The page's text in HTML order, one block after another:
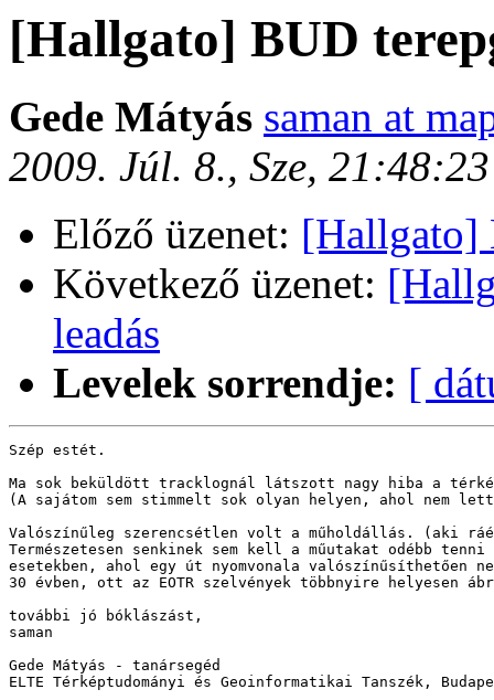
[Hallgato] BUD
Gede Mátyás saman at
2009. Júl. 8., Sze,
Előző üzenet: [Hallgato]
Következő üzenet:
leadás
Levelek sorrendje: [
Szép estét.
Ma sok beküldött tracklognál látszott nagy hiba a
(A sajátom sem stimmelt sok olyan helyen, ahol nem
Valószínűleg szerencsétlen volt a műholdállás. (aki
Természetesen senkinek sem kell a műutakat odébb
esetekben, ahol egy út nyomvonala valószínűsíthetően
30 évben, ott az EOTR szelvények többnyire helyesen
további jó bóklászást,
saman
Gede Mátyás - tanársegéd
ELTE Térképtudományi és Geoinformatikai Tanszék,